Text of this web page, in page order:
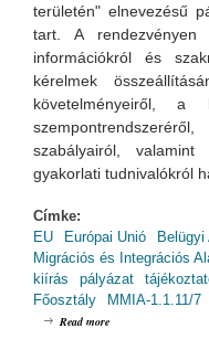
területén" elnevezésű
tart. A rendezvényen
információkról és
kérelmek
követelményeiről, a
szabályairól,
gyakorlati tudnivalókról
Címke:
EU
Európai Unió Belügyi
Migrációs és Integrációs
kiírás
pályázat
Főosztály
MMIA-1.1.11/7
Read more